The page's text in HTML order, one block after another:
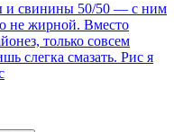
и свинины 50/50 — с ним
не жирной. Вместо
только совсем
слегка смазать. Рис я